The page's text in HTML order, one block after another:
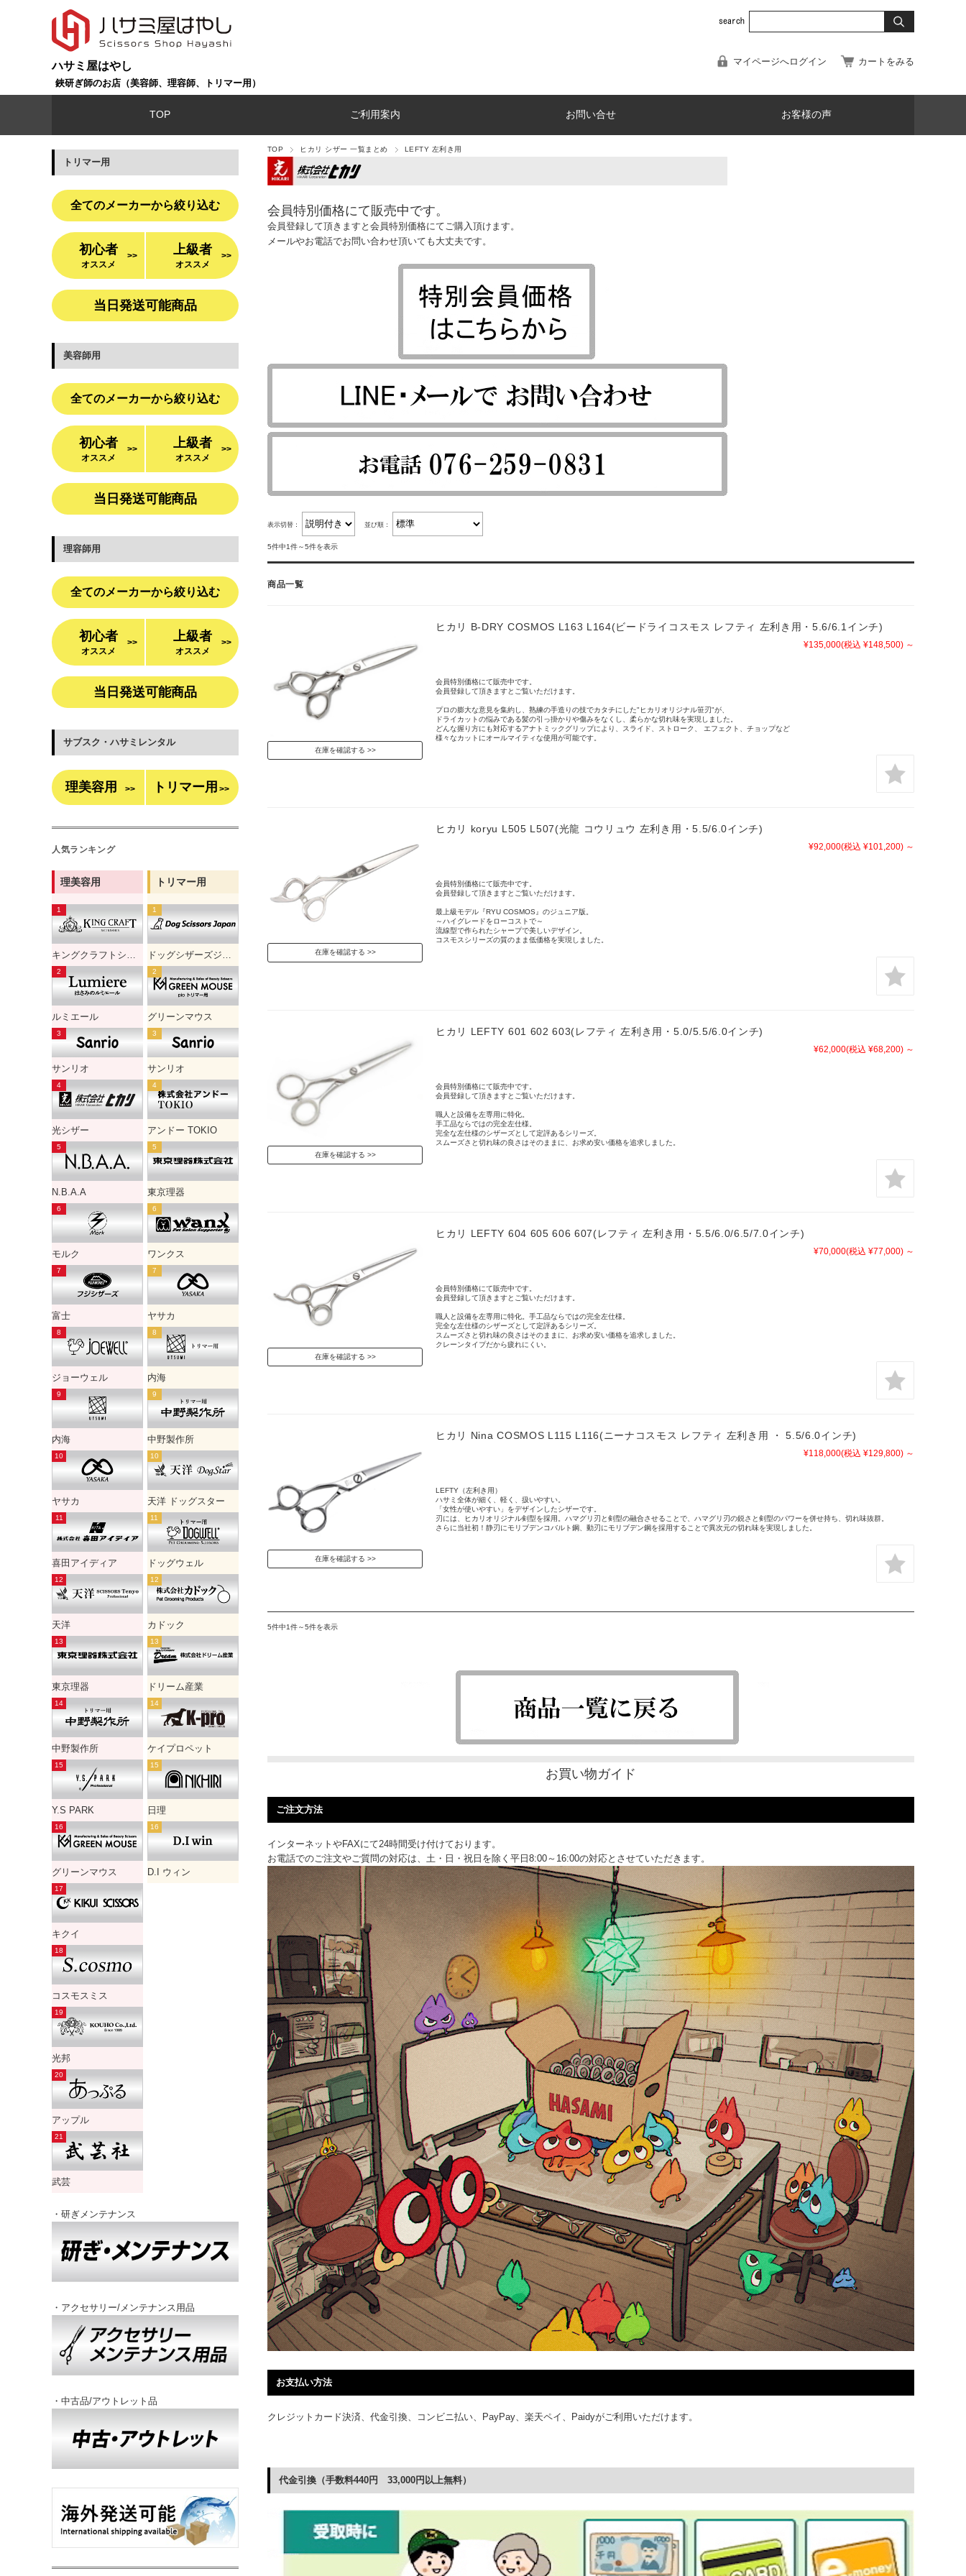
ハサミ屋はやし
鋏研ぎ師のお店（美容師、理容師、トリマー用）
マイページへログイン カートをみる
TOP ご利用案内 お問い合せ お客様の声
TOP ヒカリ シザー 一覧まとめ LEFTY 左利き用
会員特別価格にて販売中です。
会員登録して頂きますと会員特別価格にてご購入頂けます。
メールやお電話でお問い合わせ頂いても大丈夫です。
表示切替： 並び順：
5件中1件～5件を表示
商品一覧
在庫を確認する
ヒカリ B-DRY COSMOS L163 L164(ビードライコスモス レフティ 左利き用・5.6/6.1インチ)
¥135,000(税込 ¥148,500) ～
会員特別価格にて販売中です。
会員登録して頂きますとご覧いただけます。
プロの膨大な意見を集約し、熟練の手造りの技でカタチにした"ヒカリオリジナル笹刃"が、
ドライカットの悩みである髪の引っ掛かりや傷みをなくし、柔らかな切れ味を実現しました。
どんな握り方にも対応するアナトミックグリップにより、スライド、ストローク、 エフェクト、チョップなど
様々なカットにオールマイティな使用が可能です。
在庫を確認する
ヒカリ koryu L505 L507(光龍 コウリュウ 左利き用・5.5/6.0インチ)
¥92,000(税込 ¥101,200) ～
会員特別価格にて販売中です。
会員登録して頂きますとご覧いただけます。
最上級モデル『RYU COSMOS』のジュニア版。
～ハイグレードをローコストで～
流線型で作られたシャープで美しいデザイン。
コスモスシリーズの質のまま低価格を実現しました。
在庫を確認する
ヒカリ LEFTY 601 602 603(レフティ 左利き用・5.0/5.5/6.0インチ)
¥62,000(税込 ¥68,200) ～
会員特別価格にて販売中です。
会員登録して頂きますとご覧いただけます。
職人と設備を左専用に特化。
手工品ならではの完全左仕様。
完全な左仕様のシザーズとして定評あるシリーズ。
スムーズさと切れ味の良さはそのままに、お求め安い価格を追求しました。
在庫を確認する
ヒカリ LEFTY 604 605 606 607(レフティ 左利き用・5.5/6.0/6.5/7.0インチ)
¥70,000(税込 ¥77,000) ～
会員特別価格にて販売中です。
会員登録して頂きますとご覧いただけます。
職人と設備を左専用に特化。手工品ならではの完全左仕様。
完全な左仕様のシザーズとして定評あるシリーズ。
スムーズさと切れ味の良さはそのままに、お求め安い価格を追求しました。
クレーンタイプだから疲れにくい。
在庫を確認する
ヒカリ Nina COSMOS L115 L116(ニーナコスモス レフティ 左利き用 ・ 5.5/6.0インチ)
¥118,000(税込 ¥129,800) ～
LEFTY（左利き用）
ハサミ全体が細く、軽く、扱いやすい。
「女性が使いやすい」をデザインしたシザーです。
刃には、ヒカリオリジナル剣型を採用。ハマグリ刃と剣型の融合させることで、ハマグリ刃の鋭さと剣型のパワーを併せ持ち、切れ味抜群。
さらに当社初！静刃にモリブデンコバルト鋼、動刃にモリブデン鋼を採用することで異次元の切れ味を実現しました。
5件中1件～5件を表示
お買い物ガイド
ご注文方法
インターネットやFAXにて24時間受け付けております。
お電話でのご注文やご質問の対応は、土・日・祝日を除く平日8:00～16:00の対応とさせていただきます。
お支払い方法
クレジットカード決済、代金引換、コンビニ払い、PayPay、楽天ペイ、Paidyがご利用いただけます。
代金引換（手数料440円 33,000円以上無料）
トリマー用
全てのメーカーから絞り込む
初心者
オススメ
>> 上級者
オススメ
>>
当日発送可能商品
美容師用
全てのメーカーから絞り込む
初心者
オススメ
>> 上級者
オススメ
>>
当日発送可能商品
理容師用
全てのメーカーから絞り込む
初心者
オススメ
>> 上級者
オススメ
>>
当日発送可能商品
サブスク・ハサミレンタル
理美容用 >> トリマー用 >>
人気ランキング
理美容用
キングクラフトシザー
ルミエール
サンリオ
光シザー
N.B.A.A
モルク
富士
ジョーウェル
内海
ヤサカ
喜田アイディア
天洋
東京理器
中野製作所
Y.S PARK
グリーンマウス
キクイ
コスモスミス
光邦
アップル
武芸
トリマー用
ドッグシザーズジャパン
グリーンマウス
サンリオ
アンドー TOKIO
東京理器
ワンクス
ヤサカ
内海
中野製作所
天洋 ドッグスター
ドッグウェル
カドック
ドリーム産業
ケイプロペット
日理
D.I ウィン
・研ぎメンテナンス
・アクセサリー/メンテナンス用品
・中古品/アウトレット品